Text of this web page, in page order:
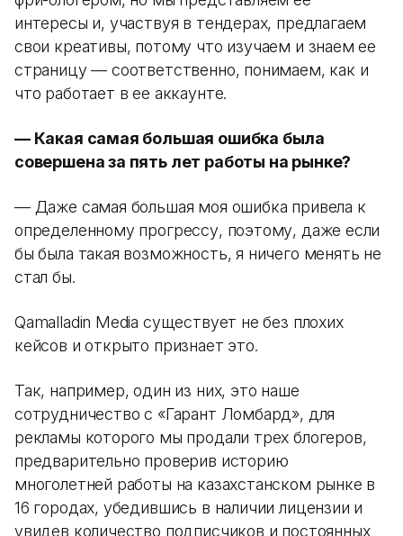
интересы и, участвуя в тендерах, предлагаем
свои креативы, потому что изучаем и знаем ее
страницу — соответственно, понимаем, как и
что работает в ее аккаунте.
— Какая самая большая ошибка была
совершена за пять лет работы на рынке?
— Даже самая большая моя ошибка привела к
определенному прогрессу, поэтому, даже если
бы была такая возможность, я ничего менять не
стал бы.
Qamalladin Media существует не без плохих
кейсов и открыто признает это.
Так, например, один из них, это наше
сотрудничество с «Гарант Ломбард», для
рекламы которого мы продали трех блогеров,
предварительно проверив историю
многолетней работы на казахстанском рынке в
16 городах, убедившись в наличии лицензии и
увидев количество подписчиков и постоянных